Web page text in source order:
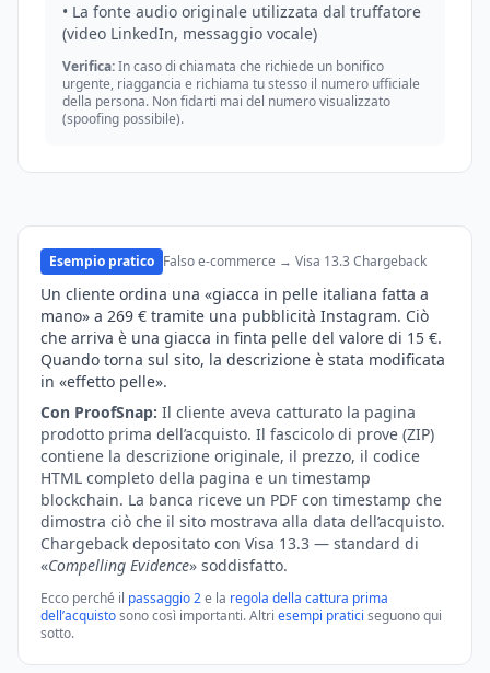
• La fonte audio originale utilizzata dal truffatore
(video LinkedIn, messaggio vocale)
Verifica:In caso di chiamata che richiede un bonifico
urgente, riaggancia e richiama tu stesso il numero ufficiale
della persona. Non fidarti mai del numero visualizzato
(spoofing possibile).
Esempio pratico Falso e-commerce → Visa 13.3 Chargeback
Un cliente ordina una «giacca in pelle italiana fatta a
mano» a 269 € tramite una pubblicità Instagram. Ciò
che arriva è una giacca in finta pelle del valore di 15 €.
Quando torna sul sito, la descrizione è stata modificata
in «effetto pelle».
Con ProofSnap: Il cliente aveva catturato la pagina
prodotto prima dell’acquisto. Il fascicolo di prove (ZIP)
contiene la descrizione originale, il prezzo, il codice
HTML completo della pagina e un timestamp
blockchain. La banca riceve un PDF con timestamp che
dimostra ciò che il sito mostrava alla data dell’acquisto.
Chargeback depositato con Visa 13.3 — standard di
«Compelling Evidence» soddisfatto.
Ecco perché il passaggio 2e la regola della cattura prima
dell’acquistosono così importanti. Altri esempi pratici seguono qui
sotto.